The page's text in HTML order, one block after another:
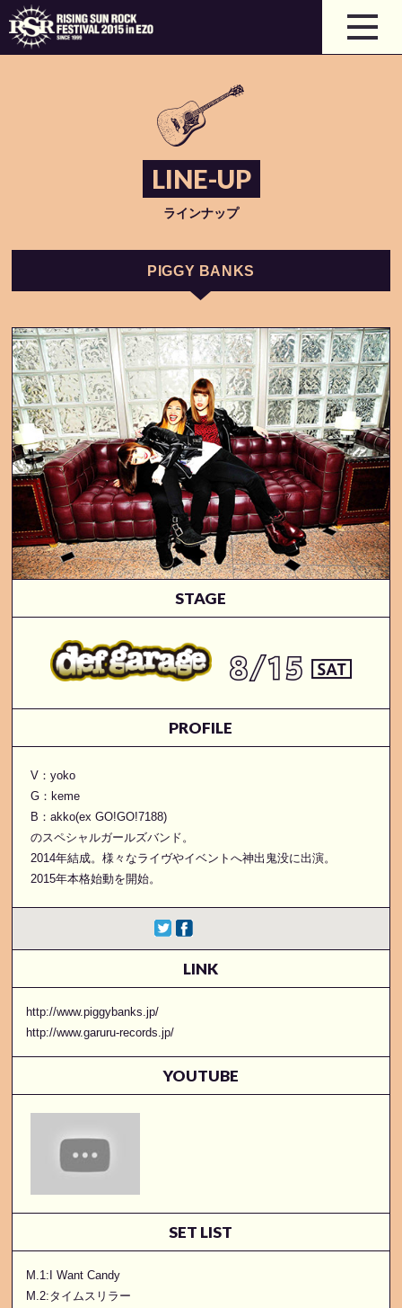
LINE-UP
ラインナップ
PIGGY BANKS
STAGE
PROFILE
V：yoko
G：keme
B：akko(ex GO!GO!7188)
のスペシャルガールズバンド。
2014年結成。様々なライヴやイベントへ神出鬼没に出演。
2015年本格始動を開始。
LINK
http://www.piggybanks.jp/
http://www.garuru-records.jp/
YOUTUBE
SET LIST
M.1:I Want Candy
M.2:タイムスリラー